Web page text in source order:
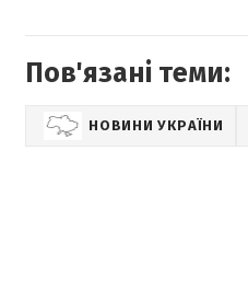
Пов'язані теми:
НОВИНИ УКРАЇНИ